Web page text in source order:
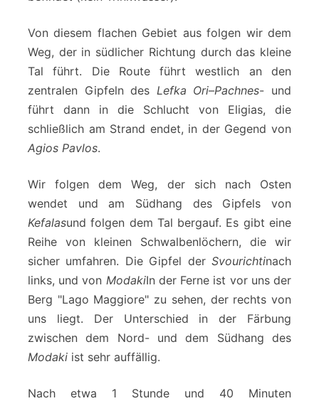
Von diesem flachen Gebiet aus folgen wir dem
Weg, der in südlicher Richtung durch das kleine
Tal führt. Die Route führt westlich an den
zentralen Gipfeln des Lefka Ori–Pachnes- und
führt dann in die Schlucht von Eligias, die
schließlich am Strand endet, in der Gegend von
Agios Pavlos.
Wir folgen dem Weg, der sich nach Osten
wendet und am Südhang des Gipfels von
Kefalasund folgen dem Tal bergauf. Es gibt eine
Reihe von kleinen Schwalbenlöchern, die wir
sicher umfahren. Die Gipfel der Svourichtinach
links, und von ModakiIn der Ferne ist vor uns der
Berg "Lago Maggiore" zu sehen, der rechts von
uns liegt. Der Unterschied in der Färbung
zwischen dem Nord- und dem Südhang des
Modaki ist sehr auffällig.
Nach etwa 1 Stunde und 40 Minuten